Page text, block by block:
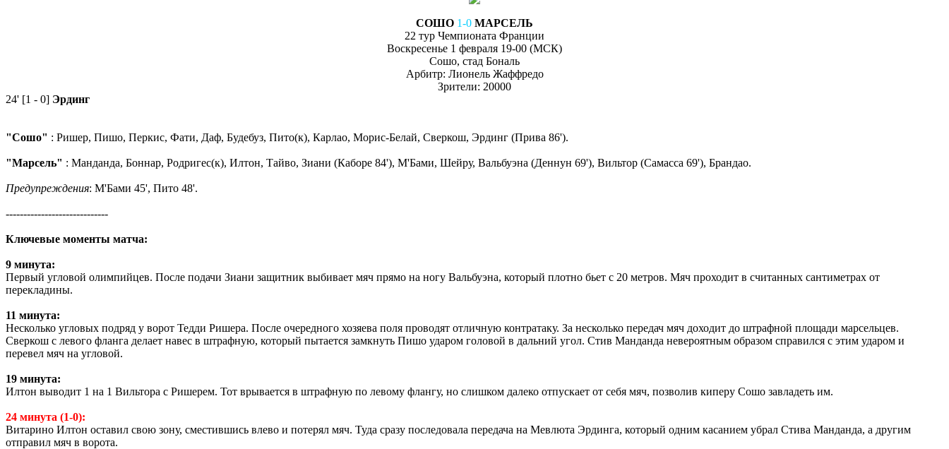
СОШО 1-0 МАРСЕЛЬ
22 тур Чемпионата Франции
Воскресенье 1 февраля 19-00 (МСК)
Сошо, стад Бональ
Арбитр: Лионель Жаффредо
Зрители: 20000
24' [1 - 0] Эрдинг
"Сошо" : Ришер, Пишо, Перкис, Фати, Даф, Будебуз, Пито(к), Карлао, Морис-Белай, Сверкош, Эрдинг (Прива 86').
"Марсель" : Манданда, Боннар, Родригес(к), Илтон, Тайво, Зиани (Каборе 84'), М'Бами, Шейру, Вальбуэна (Деннун 69'), Вильтор (Самасса 69'), Брандао.
Предупреждения: М'Бами 45', Пито 48'.
-----------------------------
Ключевые моменты матча:
9 минута:
Первый угловой олимпийцев. После подачи Зиани защитник выбивает мяч прямо на ногу Вальбуэна, который плотно бьет с 20 метров. Мяч проходит в считанных сантиметрах от
перекладины.
11 минута:
Несколько угловых подряд у ворот Тедди Ришера. После очередного хозяева поля проводят отличную контратаку. За несколько передач мяч доходит до штрафной площади марсельцев.
Сверкош с левого фланга делает навес в штрафную, который пытается замкнуть Пишо ударом головой в дальний угол. Стив Манданда невероятным образом справился с этим ударом и
перевел мяч на угловой.
19 минута:
Илтон выводит 1 на 1 Вильтора с Ришерем. Тот врывается в штрафную по левому флангу, но слишком далеко отпускает от себя мяч, позволив киперу Сошо завладеть им.
24 минута (1-0):
Витарино Илтон оставил свою зону, сместившись влево и потерял мяч. Туда сразу последовала передача на Мевлюта Эрдинга, который одним касанием убрал Стива Манданда, а другим
отправил мяч в ворота.